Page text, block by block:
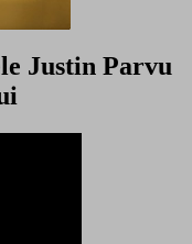
Justin Parvu